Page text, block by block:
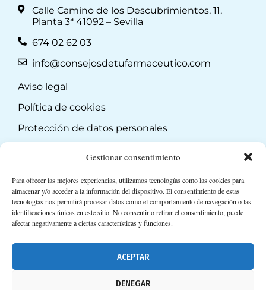
Gestionar consentimiento
Para ofrecer las mejores experiencias, utilizamos tecnologías como las cookies para
almacenar y/o acceder a la información del dispositivo. El consentimiento de estas
tecnologías nos permitirá procesar datos como el comportamiento de navegación o las
identificaciones únicas en este sitio. No consentir o retirar el consentimiento, puede
afectar negativamente a ciertas características y funciones.
ACEPTAR
DENEGAR
Calle Camino de los Descubrimientos, 11,
Planta 3ª 41092 – Sevilla
674 02 62 03
info@consejosdetufarmaceutico.com
Aviso legal
Política de cookies
Protección de datos personales